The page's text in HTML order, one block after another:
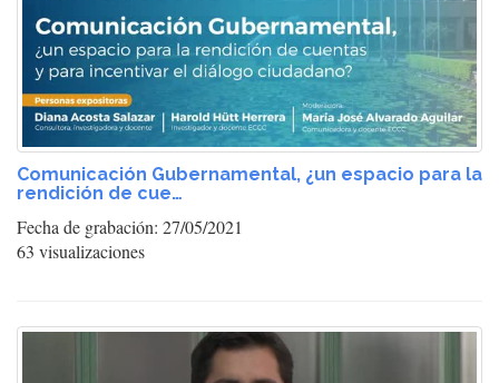
Comunicación Gubernamental, ¿un espacio para la
rendición de cue…
Fecha de grabación: 27/05/2021
63 visualizaciones